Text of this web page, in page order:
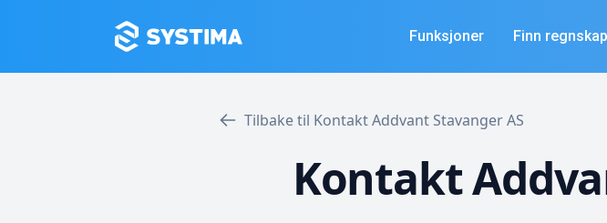
Funksjoner Finn
Tilbake til Kontakt Addvant Stavanger AS
Kontakt